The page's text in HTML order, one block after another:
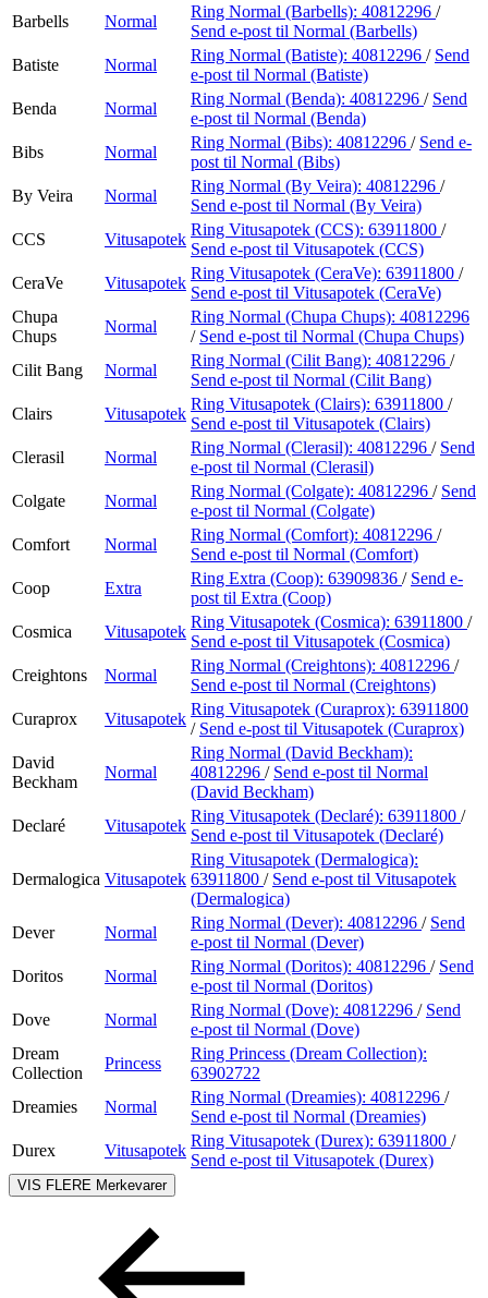
Barbells
Normal
Ring Normal (Barbells): 40812296 /
Send e-post til Normal (Barbells)
Batiste
Normal
Ring Normal (Batiste): 40812296 / Send
e-post til Normal (Batiste)
Benda
Normal
Ring Normal (Benda): 40812296 / Send
e-post til Normal (Benda)
Bibs
Normal
Ring Normal (Bibs): 40812296 / Send e-
post til Normal (Bibs)
By Veira
Normal
Ring Normal (By Veira): 40812296 /
Send e-post til Normal (By Veira)
CCS
Vitusapotek
Ring Vitusapotek (CCS): 63911800 /
Send e-post til Vitusapotek (CCS)
CeraVe
Vitusapotek
Ring Vitusapotek (CeraVe): 63911800 /
Send e-post til Vitusapotek (CeraVe)
Chupa
Chups
Normal
Ring Normal (Chupa Chups): 40812296
/ Send e-post til Normal (Chupa Chups)
Cilit Bang
Normal
Ring Normal (Cilit Bang): 40812296 /
Send e-post til Normal (Cilit Bang)
Clairs
Vitusapotek
Ring Vitusapotek (Clairs): 63911800 /
Send e-post til Vitusapotek (Clairs)
Clerasil
Normal
Ring Normal (Clerasil): 40812296 / Send
e-post til Normal (Clerasil)
Colgate
Normal
Ring Normal (Colgate): 40812296 / Send
e-post til Normal (Colgate)
Comfort
Normal
Ring Normal (Comfort): 40812296 /
Send e-post til Normal (Comfort)
Coop
Extra
Ring Extra (Coop): 63909836 / Send e-
post til Extra (Coop)
Cosmica
Vitusapotek
Ring Vitusapotek (Cosmica): 63911800 /
Send e-post til Vitusapotek (Cosmica)
Creightons
Normal
Ring Normal (Creightons): 40812296 /
Send e-post til Normal (Creightons)
Curaprox
Vitusapotek
Ring Vitusapotek (Curaprox): 63911800
/ Send e-post til Vitusapotek (Curaprox)
David
Beckham
Normal
Ring Normal (David Beckham):
40812296 / Send e-post til Normal
(David Beckham)
Declaré
Vitusapotek
Ring Vitusapotek (Declaré): 63911800 /
Send e-post til Vitusapotek (Declaré)
Dermalogica Vitusapotek
Ring Vitusapotek (Dermalogica):
63911800 / Send e-post til Vitusapotek
(Dermalogica)
Dever
Normal
Ring Normal (Dever): 40812296 / Send
e-post til Normal (Dever)
Doritos
Normal
Ring Normal (Doritos): 40812296 / Send
e-post til Normal (Doritos)
Dove
Normal
Ring Normal (Dove): 40812296 / Send
e-post til Normal (Dove)
Dream
Collection
Princess
Ring Princess (Dream Collection):
63902722
Dreamies
Normal
Ring Normal (Dreamies): 40812296 /
Send e-post til Normal (Dreamies)
Durex
Vitusapotek
Ring Vitusapotek (Durex): 63911800 /
Send e-post til Vitusapotek (Durex)
VIS FLERE Merkevarer